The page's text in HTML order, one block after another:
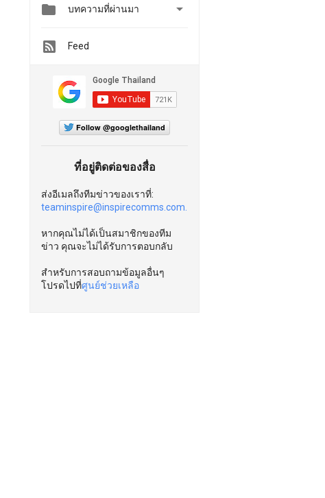
 บทความที่ผ่านมา 
Feed
Follow @googlethailand
ที่อยู่ติดต่อของสื่อ
ส่งอีเมลถึงทีมข่าวของเราที่:
teaminspire@inspirecomms.com.
หากคุณไม่ได้เป็นสมาชิกของทีม
ข่าว คุณจะไม่ได้รับการตอบกลับ
สำหรับการสอบถามข้อมูลอื่นๆ
โปรดไปที่ศูนย์ช่วยเหลือ